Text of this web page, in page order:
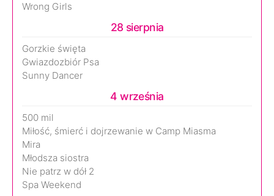
Wrong Girls
28 sierpnia
Gorzkie święta
Gwiazdozbiór Psa
Sunny Dancer
4 września
500 mil
Miłość, śmierć i dojrzewanie w Camp Miasma
Mira
Młodsza siostra
Nie patrz w dół 2
Spa Weekend